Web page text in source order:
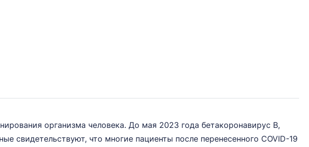
организма человека. До мая 2023 года бетакоронавирус B,
свидетельствуют, что многие пациенты после перенесенного COVID-19